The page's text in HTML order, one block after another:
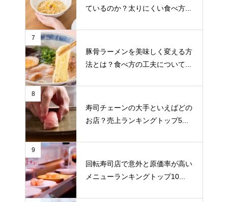
ているのか？太りにくい食べ方...
7
豚骨ラーメンを美味しく変える方
法とは？食べ方の工夫について...
8
寿司チェーンの大手といえばどの
お店？売上ランキングトップ5...
9
回転寿司店で意外と原価率が高い
メニューランキングトップ10...